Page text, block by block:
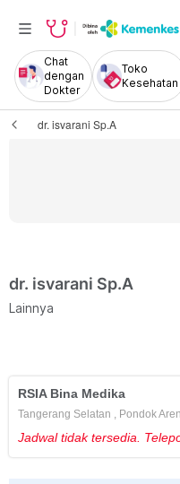
Chat
dengan
Dokter
Toko
Kesehatan
dr. isvarani Sp.A
dr. isvarani Sp.A
Lainnya
RSIA Bina Medika
Tangerang Selatan , Pondok Aren
Jadwal tidak tersedia.